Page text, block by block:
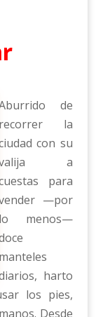
de
recorrer la
con su
a
para
—por
lo menos—
manteles
harto
los pies,
Desde